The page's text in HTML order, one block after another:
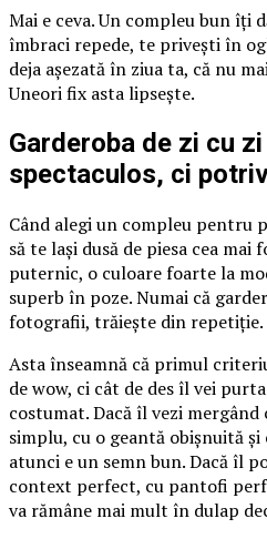
Mai e ceva. Un compleu bun îți
îmbraci repede, te privești în
deja așezată în ziua ta, că nu
Uneori fix asta lipsește.
Garderoba de zi cu
spectaculos, ci
Când alegi un compleu pentru
să te lași dusă de piesa cea
puternic, o culoare foarte la
superb în poze. Numai că
fotografii, trăiește din repetiție.
Asta înseamnă că primul
de wow, ci cât de des îl vei
costumat. Dacă îl vezi
simplu, cu o geantă obișnuită
atunci e un semn bun. Dacă îl
context perfect, cu pantofi
va rămâne mai mult în dulap